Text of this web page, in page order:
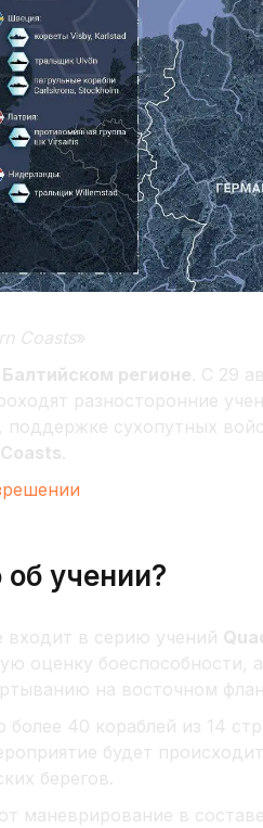
Coasts»
Балтийском регионе. С 29
разносторонние
поддержке сухопутных
.
об учении?
входит в серию учений
оценку боеспособности,
на восточном
более 40 кораблей из 14
будет
берегов.
маневрирование в